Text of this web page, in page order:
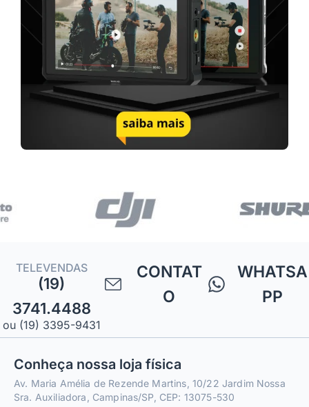
TELEVENDAS
(19)
3741.4488
ou (19) 3395-9431
CONTAT
O
WHATSA
PP
Conheça nossa loja física
Av. Maria Amélia de Rezende Martins, 10/22 Jardim Nossa
Sra. Auxiliadora, Campinas/SP, CEP: 13075-530